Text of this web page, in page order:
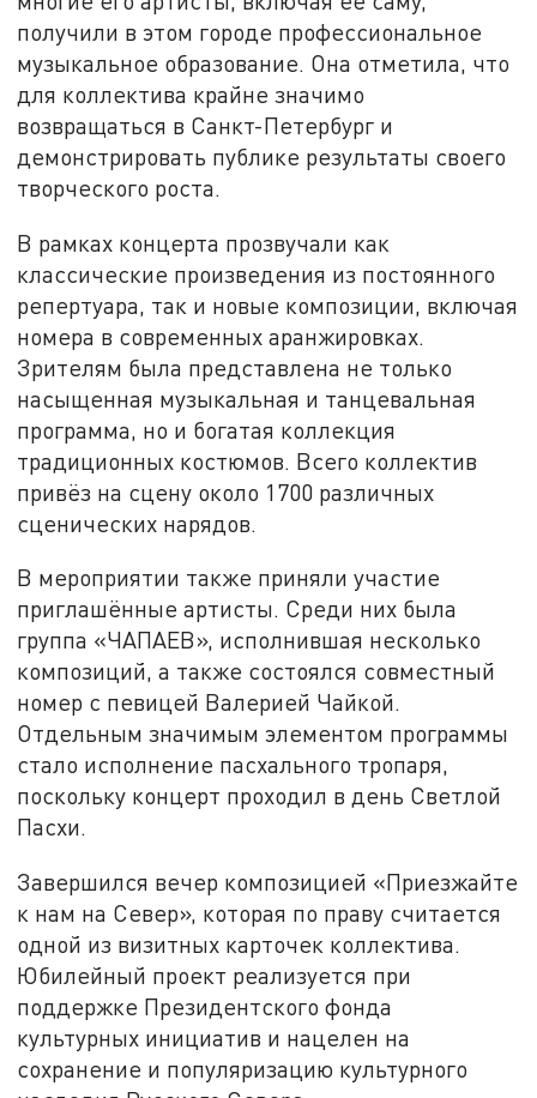
получили в этом городе профессиональное
музыкальное образование. Она отметила, что
для коллектива крайне значимо
возвращаться в Санкт-Петербург и
демонстрировать публике результаты своего
творческого роста.
В рамках концерта прозвучали как
классические произведения из постоянного
репертуара, так и новые композиции, включая
номера в современных аранжировках.
Зрителям была представлена не только
насыщенная музыкальная и танцевальная
программа, но и богатая коллекция
традиционных костюмов. Всего коллектив
привёз на сцену около 1700 различных
сценических нарядов.
В мероприятии также приняли участие
приглашённые артисты. Среди них была
группа «ЧАПАЕВ», исполнившая несколько
композиций, а также состоялся совместный
номер с певицей Валерией Чайкой.
Отдельным значимым элементом программы
стало исполнение пасхального тропаря,
поскольку концерт проходил в день Светлой
Пасхи.
Завершился вечер композицией «Приезжайте
к нам на Север», которая по праву считается
одной из визитных карточек коллектива.
Юбилейный проект реализуется при
поддержке Президентского фонда
культурных инициатив и нацелен на
сохранение и популяризацию культурного